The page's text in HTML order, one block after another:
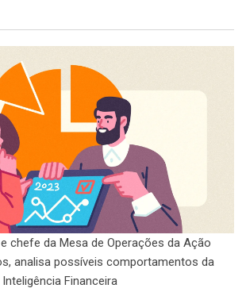
chefe da Mesa de Operações da Ação
analisa possíveis comportamentos da
Financeira